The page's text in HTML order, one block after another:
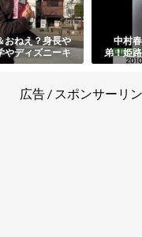
おねえ？身長や
やディズニーキ
とめ【踊れるア
中村
弟！姫
自宅・
広告 / スポンサーリ